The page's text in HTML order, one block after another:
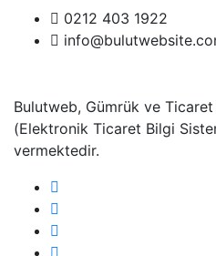
0212 403 1922
Bulutweb, Gümrük ve Ticaret
(Elektronik Ticaret Bilgi
vermektedir.